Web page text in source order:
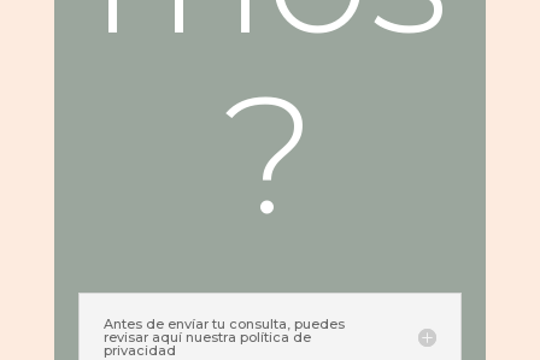
?
Antes de envíar tu consulta, puedes
revisar aquí nuestra política de
privacidad